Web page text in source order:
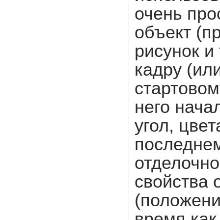
очень
объект
рисунок
кадру
него
угол,
свойства